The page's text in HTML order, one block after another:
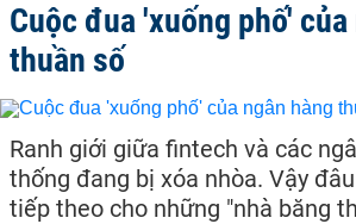
Cuộc đua 'xuống phố'
thuần số
Ranh giới giữa fintech và các
thống đang bị xóa nhòa. Vậy
tiếp theo cho những "nhà băng